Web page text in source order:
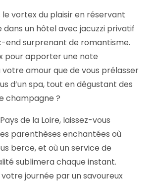
le vortex du plaisir en réservant
un hôtel avec jacuzzi privatif
end surprenant de romantisme.
pour apporter une note
votre amour que de vous prélasser
d’un spa, tout en dégustant des
champagne ?
de la Loire, laissez-vous
parenthèses enchantées où
berce, et où un service de
sublimera chaque instant.
journée par un savoureux